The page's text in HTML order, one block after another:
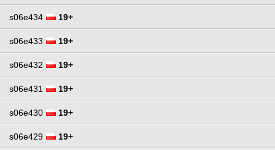
s06e434 19+
s06e433 19+
s06e432 19+
s06e431 19+
s06e430 19+
s06e429 19+